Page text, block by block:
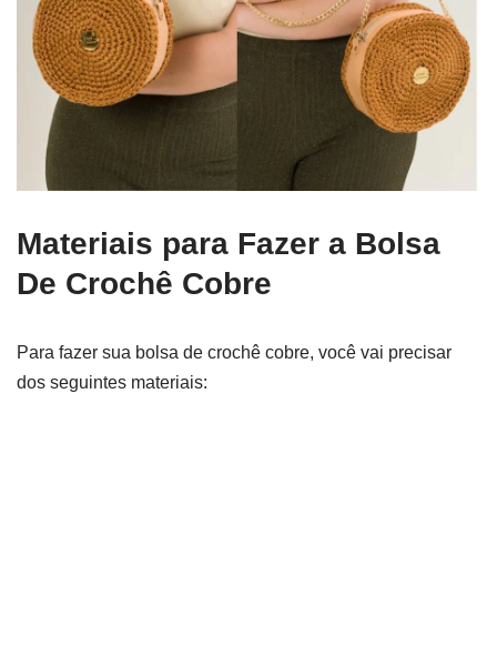
Materiais para Fazer a Bolsa
De Crochê Cobre
Para fazer sua bolsa de crochê cobre, você vai precisar
dos seguintes materiais: